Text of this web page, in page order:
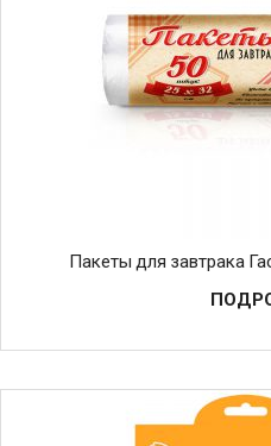
Пакеты для завтрака